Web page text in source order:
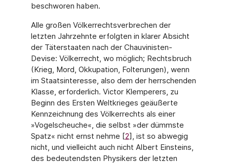
beschworen haben.
Alle großen Völkerrechtsverbrechen der
letzten Jahrzehnte erfolgten in klarer Absicht
der Täterstaaten nach der Chauvinisten-
Devise: Völkerrecht, wo möglich; Rechtsbruch
(Krieg, Mord, Okkupation, Folterungen), wenn
im Staatsinteresse, also dem der herrschenden
Klasse, erforderlich. Victor Klemperers, zu
Beginn des Ersten Weltkrieges geäußerte
Kenn­zeichnung des Völkerrechts als einer
»Vogelscheuche«, die selbst »der dümmste
Spatz« nicht ernst nehme [2], ist so abwegig
nicht, und vielleicht auch nicht Albert Einsteins,
des bedeutendsten Physikers der letzten